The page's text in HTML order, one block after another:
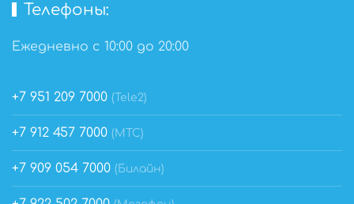
Телефоны:
Ежедневно с 10:00 до 20:00
+7 951 209 7000 (Tele2)
+7 912 457 7000 (МТС)
+7 909 054 7000 (Билайн)